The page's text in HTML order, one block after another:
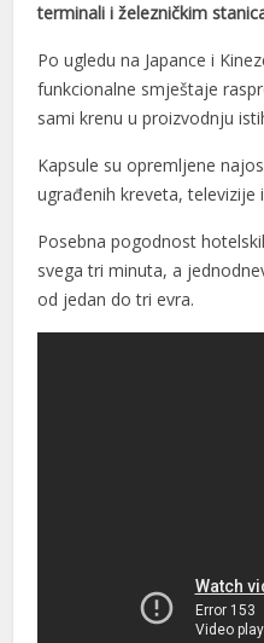
terminali i železničkim
Po ugledu na Japance i
funkcionalne smještaje
sami krenu u proizvodnju
Kapsule su opremljene
ugrađenih kreveta, televizije
Posebna pogodnost
svega tri minuta, a
od jedan do tri evra.